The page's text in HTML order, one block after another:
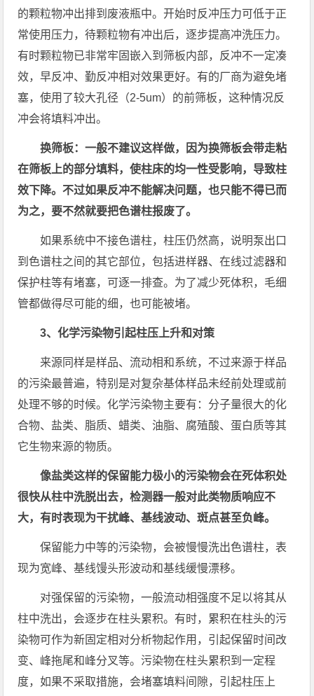
的颗粒物冲出排到废液瓶中。开始时反冲压力可低于正
常使用压力，待颗粒物有冲出后，逐步提高冲洗压力。
有时颗粒物已非常牢固嵌入到筛板内部，反冲不一定凑
效，早反冲、勤反冲相对效果更好。有的厂商为避免堵
塞，使用了较大孔径（2-5um）的前筛板，这种情况反
冲会将填料冲出。
换筛板：一般不建议这样做，因为换筛板会带走粘
在筛板上的部分填料，使柱床的均一性受影响，导致柱
效下降。不过如果反冲不能解决问题，也只能不得已而
为之，要不然就要把色谱柱报废了。
如果系统中不接色谱柱，柱压仍然高，说明泵出口
到色谱柱之间的其它部位，包括进样器、在线过滤器和
保护柱等有堵塞，可逐一排查。为了减少死体积，毛细
管都做得尽可能的细，也可能被堵。
3、化学污染物引起柱压上升和对策
来源同样是样品、流动相和系统，不过来源于样品
的污染最普遍，特别是对复杂基体样品未经前处理或前
处理不够的时候。化学污染物主要有：分子量很大的化
合物、盐类、脂质、蜡类、油脂、腐殖酸、蛋白质等其
它生物来源的物质。
像盐类这样的保留能力极小的污染物会在死体积处
很快从柱中洗脱出去，检测器一般对此类物质响应不
大，有时表现为干扰峰、基线波动、斑点甚至负峰。
保留能力中等的污染物，会被慢慢洗出色谱柱，表
现为宽峰、基线馒头形波动和基线缓慢漂移。
对强保留的污染物，一般流动相强度不足以将其从
柱中洗出，会逐步在柱头累积。有时，累积在柱头的污
染物可作为新固定相对分析物起作用，引起保留时间改
变、峰拖尾和峰分叉等。污染物在柱头累积到一定程
度，如果不采取措施，会堵塞填料间隙，引起柱压上